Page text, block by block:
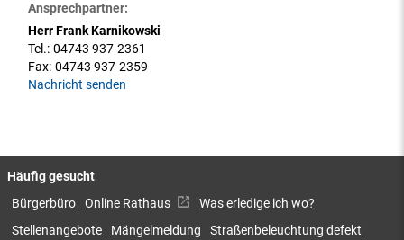
Ansprechpartner:
Herr Frank Karnikowski
Tel.: 04743 937-2361
Fax: 04743 937-2359
Nachricht senden
Häufig gesucht
Bürgerbüro Online Rathaus
Was erledige ich wo?
Stellenangebote
Mängelmeldung Straßenbeleuchtung defekt